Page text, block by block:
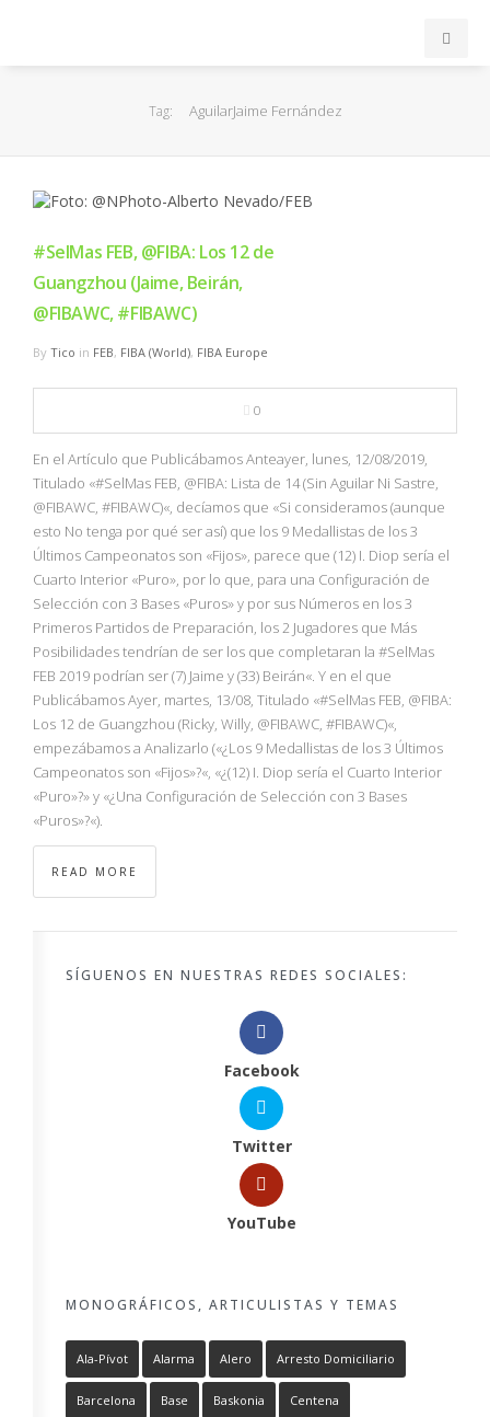
EuroLeague
FIBA
OTROS
NBA
MULTIMEDIA
Tag: AguilarJaime Fernández
#SelMas FEB, @FIBA: Los 12 de
Guangzhou (Jaime, Beirán,
@FIBAWC, #FIBAWC)
By Tico in FEB, FIBA (World), FIBA Europe
0
En el Artículo que Publicábamos Anteayer, lunes, 12/08/2019,
Titulado «#SelMas FEB, @FIBA: Lista de 14 (Sin Aguilar Ni Sastre,
@FIBAWC, #FIBAWC)«, decíamos que «Si consideramos (aunque
esto No tenga por qué ser así) que los 9 Medallistas de los 3
Últimos Campeonatos son «Fijos», parece que (12) I. Diop sería el
Cuarto Interior «Puro», por lo que, para una Configuración de
Selección con 3 Bases «Puros» y por sus Números en los 3
Primeros Partidos de Preparación, los 2 Jugadores que Más
Posibilidades tendrían de ser los que completaran la #SelMas
FEB 2019 podrían ser (7) Jaime y (33) Beirán«. Y en el que
Publicábamos Ayer, martes, 13/08, Titulado «#SelMas FEB, @FIBA:
Los 12 de Guangzhou (Ricky, Willy, @FIBAWC, #FIBAWC)«,
empezábamos a Analizarlo («¿Los 9 Medallistas de los 3 Últimos
Campeonatos son «Fijos»?«, «¿(12) I. Diop sería el Cuarto Interior
«Puro»?» y «¿Una Configuración de Selección con 3 Bases
«Puros»?«).
READ MORE
SÍGUENOS EN NUESTRAS REDES SOCIALES:
Facebook
Twitter
YouTube
MONOGRÁFICOS, ARTICULISTAS Y TEMAS
Ala-Pívot Alarma Alero Arresto Domiciliario
Barcelona Base Baskonia Centena